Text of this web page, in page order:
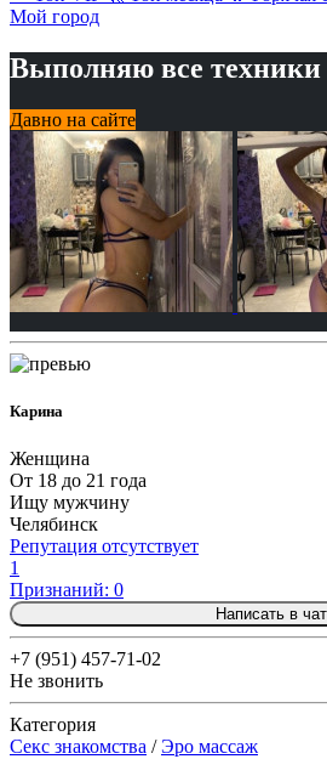
Мой город
Выполняю все техники
Давно на сайте
Карина
Женщина
От 18 до 21 года
Ищу мужчину
Челябинск
Репутация отсутствует
1
Признаний: 0
Написать в чат
+7 (951) 457-71-02
Не звонить
Категория
Секс знакомства /Эро массаж